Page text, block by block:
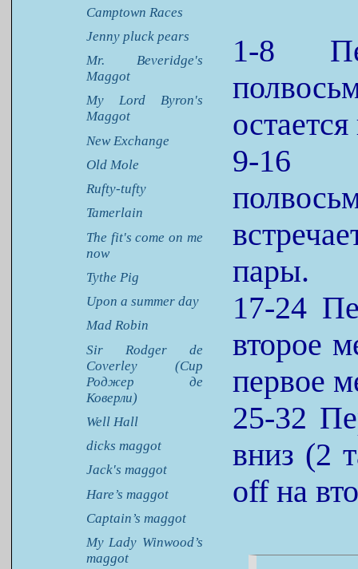
Camptown Races
Jenny pluck pears
Mr. Beveridge's
Maggot
My Lord Byron's
Maggot
New Exchange
Old Mole
Rufty-tufty
Tamerlain
The fit's come on me
now
Tythe Pig
Upon a summer day
Mad Robin
Sir Rodger de
Coverley (Сир
Роджер де
Коверли)
Well Hall
dicks maggot
Jack's maggot
Hare’s maggot
Captain’s maggot
My Lady Winwood’s
maggot
1-8
9-16
пары.
17-24
второе
первое
25-32
вниз (2
off на